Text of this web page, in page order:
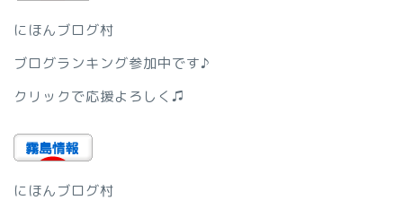
にほんブログ村
ブログランキング参加中です♪
クリックで応援よろしく♫
にほんブログ村